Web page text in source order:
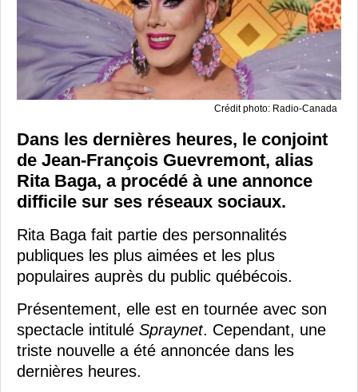
Crédit photo: Radio-Canada
Dans les dernières heures, le conjoint
de Jean-François Guevremont, alias
Rita Baga, a procédé à une annonce
difficile sur ses réseaux sociaux.
Rita Baga fait partie des personnalités
publiques les plus aimées et les plus
populaires auprès du public québécois.
Présentement, elle est en tournée avec son
spectacle intitulé Spraynet. Cependant, une
triste nouvelle a été annoncée dans les
dernières heures.